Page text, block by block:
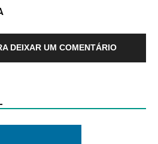
DEIXAR UM COMENTÁRIO